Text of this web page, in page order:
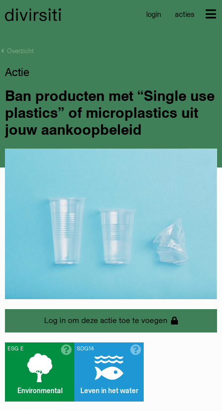
login acties
Overzicht
Actie
Ban producten met “Single use
plastics” of microplastics uit
jouw aankoopbeleid
ESG E
Environmental
SDG14
Leven in het water
Log in om deze actie toe te voegen